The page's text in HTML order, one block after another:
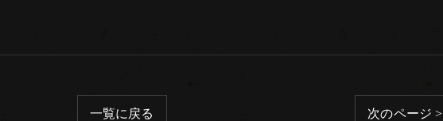
一覧に戻る 次のページ >